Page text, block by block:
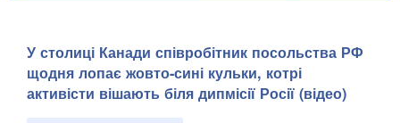
У столиці Канади співробітник посольства РФ
щодня лопає жовто-сині кульки, котрі
активісти вішають біля дипмісії Росії (відео)